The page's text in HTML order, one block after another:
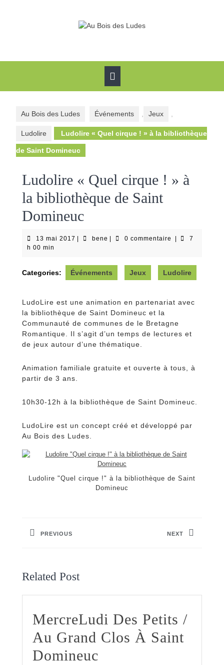
Au Bois des Ludes Événements Jeux
Ludolire Ludolire « Quel cirque ! » à la bibliothèque
de Saint Domineuc
Ludolire « Quel cirque ! » à
la bibliothèque de Saint
Domineuc
13 mai 2017 13
| bene bene
| 0 commentaire |
7
h 00 min
Categories: Événements Jeux Ludolire
LudoLire est une animation en partenariat avec
la bibliothèque de Saint Domineuc et la
Communauté de communes de le Bretagne
Romantique. Il s’agit d’un temps de lectures et
de jeux autour d’une thématique.
Animation familiale gratuite et ouverte à tous, à
partir de 3 ans.
10h30-12h à la bibliothèque de Saint Domineuc.
LudoLire est un concept créé et développé par
Au Bois des Ludes.
Ludolire "Quel cirque !" à la bibliothèque de Saint
Domineuc
l’article
PREVIOUS NEXT
Related Post
MercreLudi Des Petits /
Au Grand Clos À Saint
Domineuc